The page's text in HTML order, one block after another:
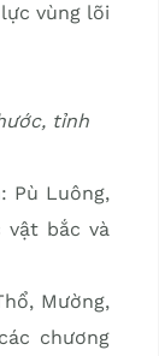
vùng lõi
tỉnh
Pù Luông,
vật bắc và
Mường,
chương